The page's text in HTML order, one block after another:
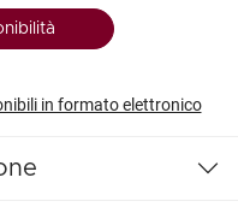
in formato elettronico